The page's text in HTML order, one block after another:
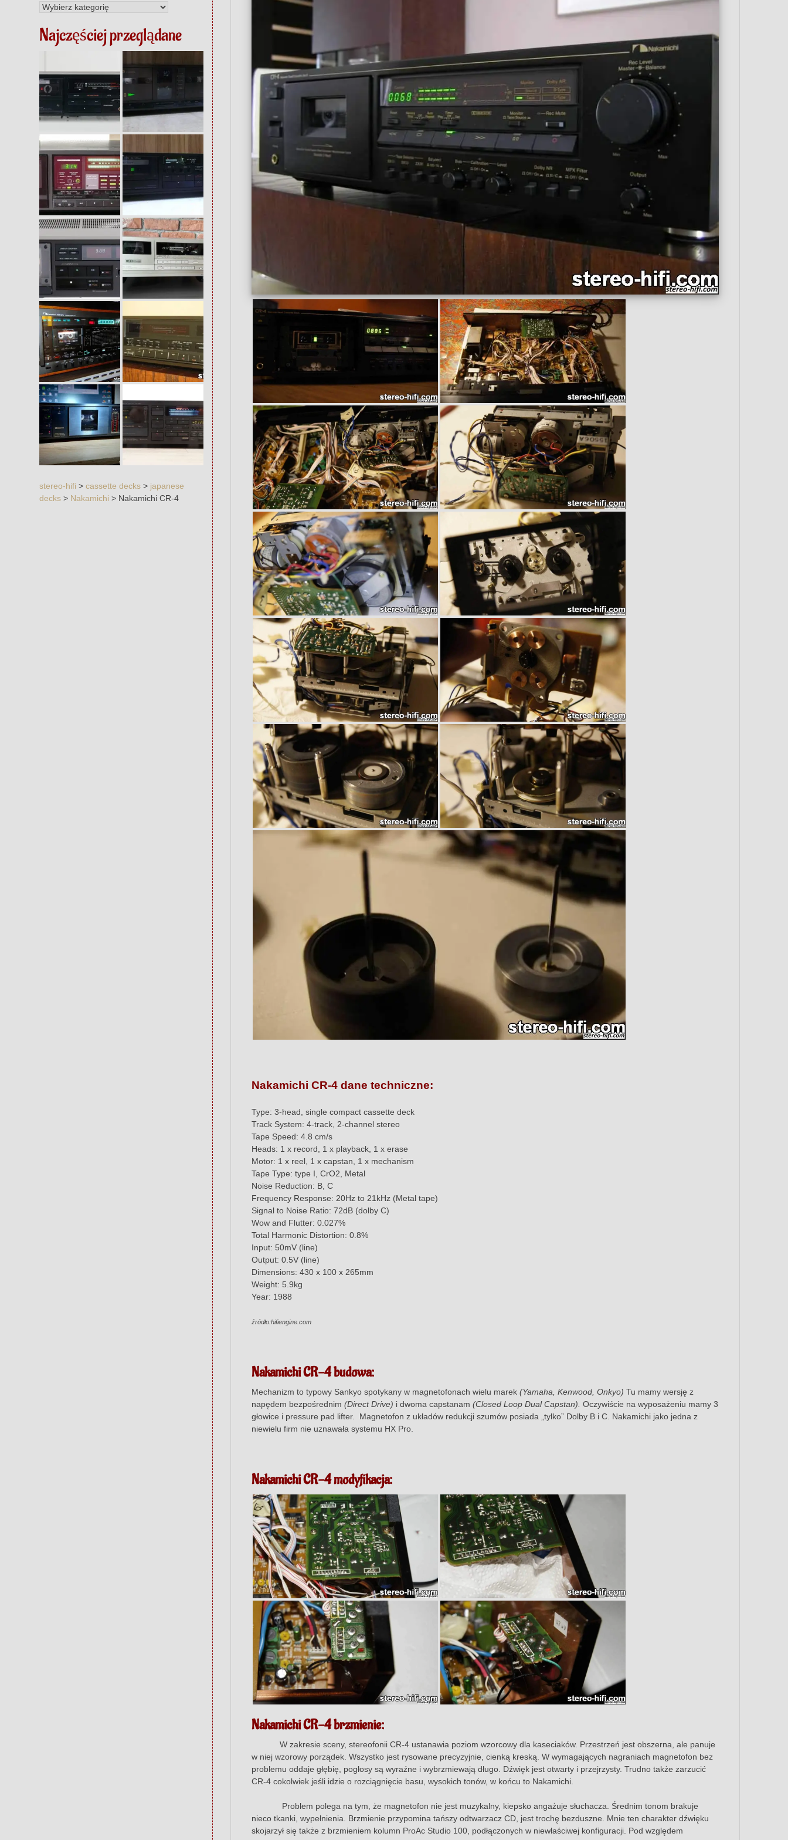
Kategorie
Najczęściej przeglądane
stereo-hifi >cassette decks > japanese
decks > Nakamichi > Nakamichi CR-4
Nakamichi CR-4 dane techniczne:
Type: 3-head, single compact cassette deck
Track System: 4-track, 2-channel stereo
Tape Speed: 4.8 cm/s
Heads: 1 x record, 1 x playback, 1 x erase
Motor: 1 x reel, 1 x capstan, 1 x mechanism
Tape Type: type I, CrO2, Metal
Noise Reduction: B, C
Frequency Response: 20Hz to 21kHz (Metal tape)
Signal to Noise Ratio: 72dB (dolby C)
Wow and Flutter: 0.027%
Total Harmonic Distortion: 0.8%
Input: 50mV (line)
Output: 0.5V (line)
Dimensions: 430 x 100 x 265mm
Weight: 5.9kg
Year: 1988
źródło:hifiengine.com
Nakamichi CR-4 budowa:
Mechanizm to typowy Sankyo spotykany w magnetofonach wielu marek(Yamaha, Kenwood, Onkyo) Tu mamy wersję z
napędem bezpośrednim(Direct Drive) i dwoma capstanam(Closed Loop Dual Capstan). Oczywiście na wyposażeniu mamy 3
głowice i pressure pad lifter. Magnetofon z układów redukcji szumów posiada „tylko” Dolby B i C. Nakamichi jako jedna z
niewielu firm nie uznawała systemu HX Pro.
Nakamichi CR-4 modyfikacja:
Nakamichi CR-4 brzmienie:
W zakresie sceny, stereofonii CR-4 ustanawia poziom wzorcowy dla kaseciaków. Przestrzeń jest obszerna, ale panuje
w niej wzorowy porządek. Wszystko jest rysowane precyzyjnie, cienką kreską. W wymagających nagraniach magnetofon bez
problemu oddaje głębię, pogłosy są wyraźne i wybrzmiewają długo. Dźwięk jest otwarty i przejrzysty. Trudno także zarzucić
CR-4 cokolwiek jeśli idzie o rozciągnięcie basu, wysokich tonów, w końcu to Nakamichi.
Problem polega na tym,że magnetofon nie jest muzykalny, kiepsko angażuje słuchacza. Średnim tonom brakuje
nieco tkanki, wypełnienia. Brzmienie przypomina tańszy odtwarzacz CD, jest trochę bezduszne. Mnie ten charakter dźwięku
skojarzył się także z brzmieniem kolumn ProAc Studio 100, podłączonych w niewłaściwej konfiguracji. Pod względem